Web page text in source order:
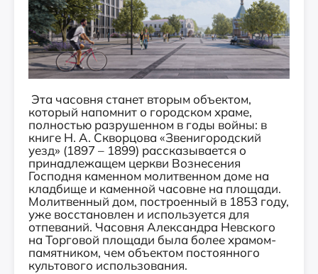
Эта часовня станет вторым объектом,
который напомнит о городском храме,
полностью разрушенном в годы войны: в
книге Н. А. Скворцова «Звенигородский
уезд» (1897 – 1899) рассказывается о
принадлежащем церкви Вознесения
Господня каменном молитвенном доме на
кладбище и каменной часовне на площади.
Молитвенный дом, построенный в 1853 году,
уже восстановлен и используется для
отпеваний. Часовня Александра Невского
на Торговой площади была более храмом-
памятником, чем объектом постоянного
культового использования.